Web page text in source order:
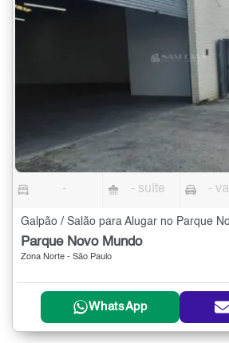
- - suíte -
Galpão / Salão para Alugar no Parque
Parque Novo Mundo
Zona Norte - São Paulo
WhatsApp